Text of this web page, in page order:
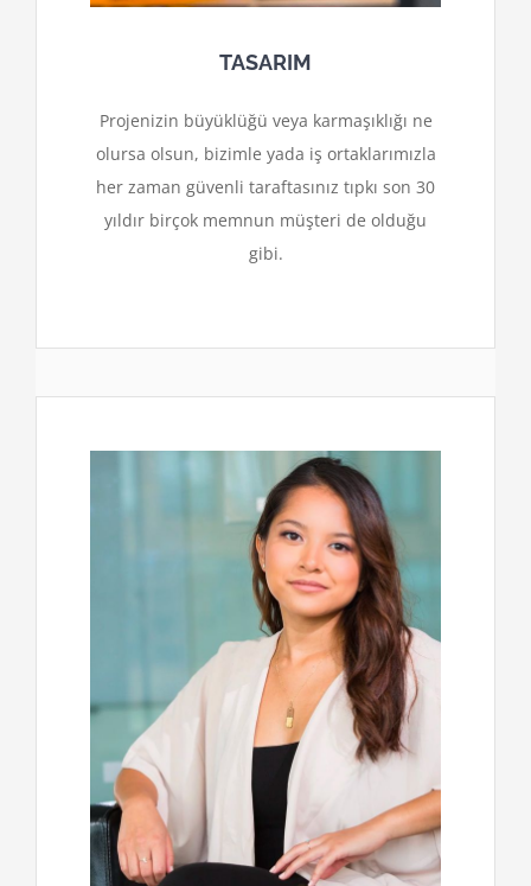
TASARIM
Projenizin büyüklüğü veya karmaşıklığı ne
olursa olsun, bizimle yada iş ortaklarımızla
her zaman güvenli taraftasınız tıpkı son 30
yıldır birçok memnun müşteri de olduğu
gibi.